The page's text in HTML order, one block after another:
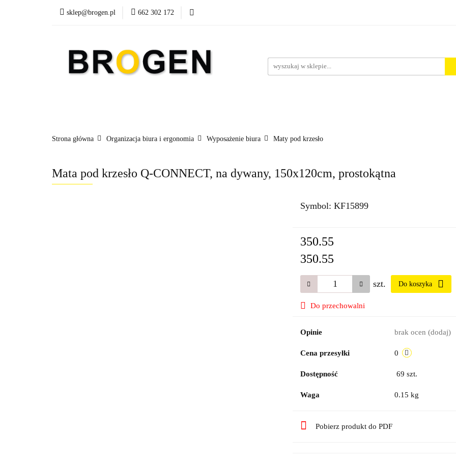
sklep@brogen.pl 662 302 172
Art. Biurowe
Nowości Aktualności
Strona główna Organizacja biura i ergonomia Wyposażenie biura Maty pod krzesło
Mata pod krzesło Q-CONNECT, na dywany, 150x120cm, prostokątna
Symbol: KF15899
350.55
350.55
szt. Do koszyka
Do przechowalni
Opinie brak ocen (dodaj)
Cena przesyłki 0
Dostępność 69 szt.
Waga 0.15 kg
Pobierz produkt do PDF